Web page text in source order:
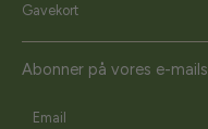
Gavekort
Abonner på vores e-mails
Email